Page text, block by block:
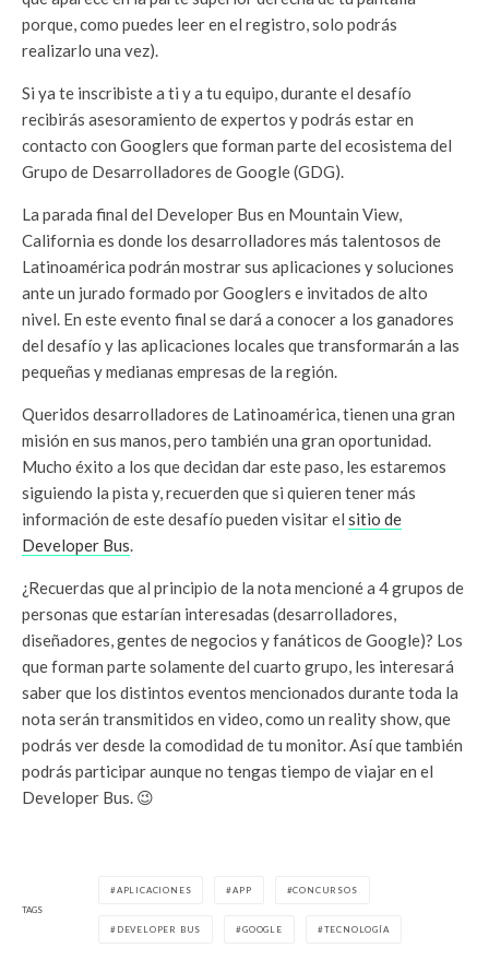
porque, como puedes leer en el registro, solo podrás
realizarlo una vez).
Si ya te inscribiste a ti y a tu equipo, durante el desafío
recibirás asesoramiento de expertos y podrás estar en
contacto con Googlers que forman parte del ecosistema del
Grupo de Desarrolladores de Google (GDG).
La parada final del Developer Bus en Mountain View,
California es donde los desarrolladores más talentosos de
Latinoamérica podrán mostrar sus aplicaciones y soluciones
ante un jurado formado por Googlers e invitados de alto
nivel. En este evento final se dará a conocer a los ganadores
del desafío y las aplicaciones locales que transformarán a las
pequeñas y medianas empresas de la región.
Queridos desarrolladores de Latinoamérica, tienen una gran
misión en sus manos, pero también una gran oportunidad.
Mucho éxito a los que decidan dar este paso, les estaremos
siguiendo la pista y, recuerden que si quieren tener más
información de este desafío pueden visitar el sitio de
Developer Bus.
¿Recuerdas que al principio de la nota mencioné a 4 grupos de
personas que estarían interesadas (desarrolladores,
diseñadores, gentes de negocios y fanáticos de Google)? Los
que forman parte solamente del cuarto grupo, les interesará
saber que los distintos eventos mencionados durante toda la
nota serán transmitidos en video, como un reality show, que
podrás ver desde la comodidad de tu monitor. Así que también
podrás participar aunque no tengas tiempo de viajar en el
Developer Bus. 😉
TAGS
APLICACIONES APP CONCURSOS
DEVELOPER BUS GOOGLE TECNOLOGÍA